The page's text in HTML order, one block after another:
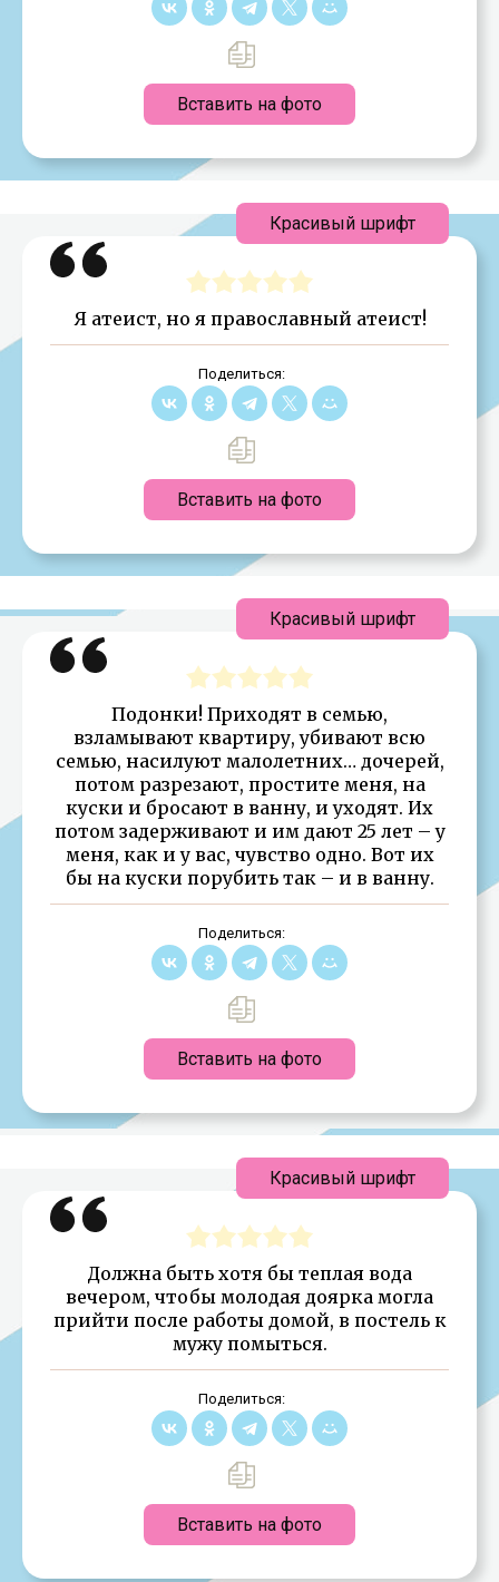
Вставить на фото
Я атеист, но я православный атеист!
Поделиться:
Вставить на фото
Красивый шрифт
Подонки! Приходят в семью,
взламывают квартиру, убивают всю
семью, насилуют малолетних… дочерей,
потом разрезают, простите меня, на
куски и бросают в ванну, и уходят. Их
потом задерживают и им дают 25 лет – у
меня, как и у вас, чувство одно. Вот их
бы на куски порубить так – и в ванну.
Поделиться:
Вставить на фото
Красивый шрифт
Должна быть хотя бы теплая вода
вечером, чтобы молодая доярка могла
прийти после работы домой, в постель к
мужу помыться.
Поделиться:
Вставить на фото
Красивый шрифт